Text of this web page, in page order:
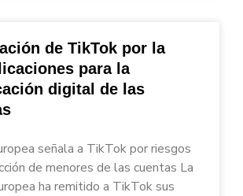
de TikTok por la
para la
digital de las
señala a TikTok por riesgos
de menores de las cuentas La
ha remitido a TikTok sus